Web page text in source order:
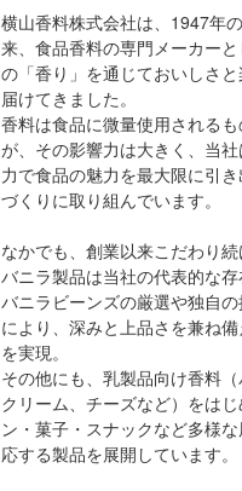
横山香料株式会社は、1947年
来、食品香料の専門メーカー
の「香り」を通じておいしさ
届けてきました。
香料は食品に微量使用される
が、その影響力は大きく、当
力で食品の魅力を最大限に引
づくりに取り組んでいます。
なかでも、創業以来こだわり
バニラ製品は当社の代表的な存
バニラビーンズの厳選や独自
により、深みと上品さを兼ね備
を実現。
その他にも、乳製品向け香料（
クリーム、チーズなど）をは
ン・菓子・スナックなど多様
応する製品を展開しています。